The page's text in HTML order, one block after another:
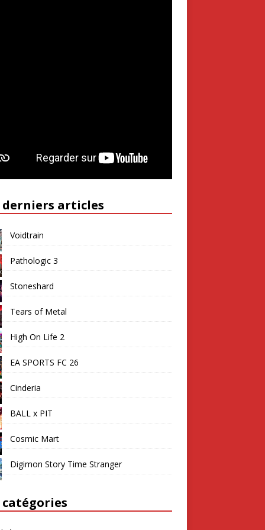
derniers articles
Voidtrain
Pathologic 3
Stoneshard
Tears of Metal
High On Life 2
EA SPORTS FC 26
Cinderia
BALL x PIT
Cosmic Mart
Digimon Story Time Stranger
catégories